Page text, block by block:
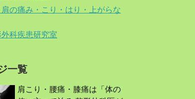
の痛み・こり・はり・上がらな
科疾患研究室
一覧
肩こり・腰痛・膝痛は「体の